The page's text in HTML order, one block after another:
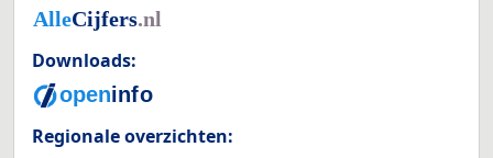
Downloads:
Regionale overzichten: